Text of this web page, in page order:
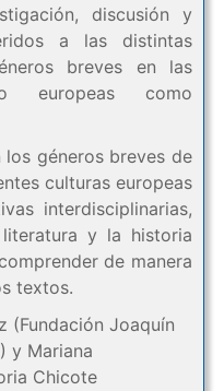
discusión y
a las distintas
breves en las
europeas como
géneros breves de
culturas europeas
interdisciplinarias,
y la historia
de manera
textos.
(Fundación Joaquín
y Mariana
Chicote